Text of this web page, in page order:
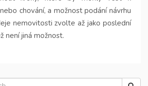
chování, a možnost podání návrhu
nemovitosti zvolte až jako poslední
není jiná možnost.